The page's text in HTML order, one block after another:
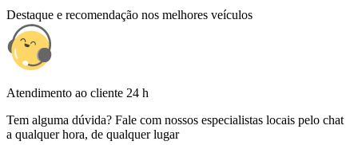
Destaque e recomendação nos melhores veículos
Atendimento ao cliente 24 h
Tem alguma dúvida? Fale com nossos especialistas locais pelo chat
a qualquer hora, de qualquer lugar